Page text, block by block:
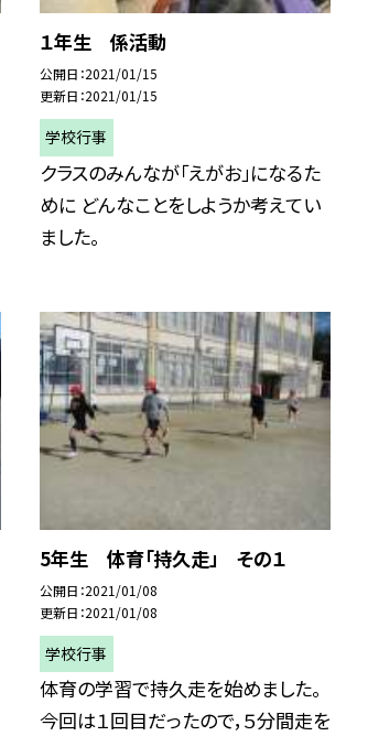
１年生 係活動
公開日 2021/01/15
更新日 2021/01/15
学校行事
クラスのみんなが「えがお」になるた
めに どんなことをしようか考えてい
ました。
5年生 体育「持久走」 その１
公開日 2021/01/08
更新日 2021/01/08
学校行事
体育の学習で持久走を始めました。
今回は１回目だったので，５分間走を